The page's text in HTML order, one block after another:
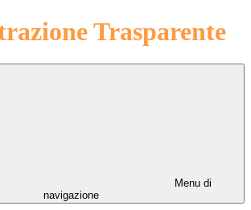
Trasparente
Menu di
navigazione